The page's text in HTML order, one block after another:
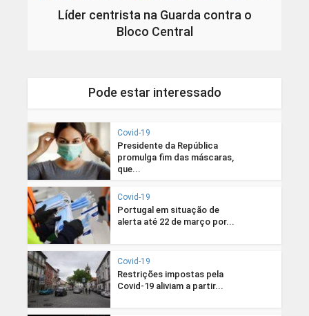
Líder centrista na Guarda contra o
Bloco Central
Pode estar interessado
Covid-19
Presidente da República
promulga fim das máscaras,
que...
Covid-19
Portugal em situação de
alerta até 22 de março por...
Covid-19
Restrições impostas pela
Covid-19 aliviam a partir...